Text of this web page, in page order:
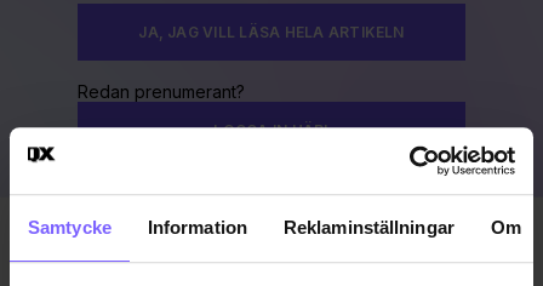
Samtycke Information Reklaminställningar Om
JA, JAG VILL LÄSA HELA ARTIKELN
Redan prenumerant?
LOGGA IN HÄR!